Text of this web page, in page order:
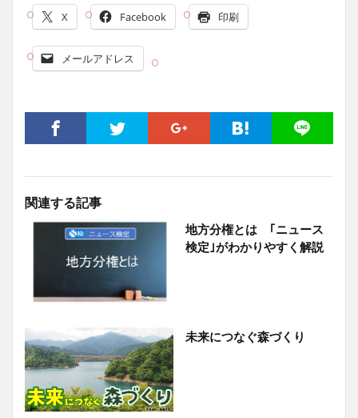
X Facebook 印刷
メールアドレス
関連する記事
地方分権とは ｢ニュース
検定｣がわかりやすく解説
未来につなぐ森づくり